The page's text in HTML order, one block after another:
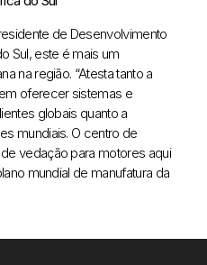
de Desenvolvimento
Sul, este é mais um
na região. “Atesta tanto a
oferecer sistemas e
globais quanto a
mundiais. O centro de
vedação para motores aqui
mundial de manufatura da